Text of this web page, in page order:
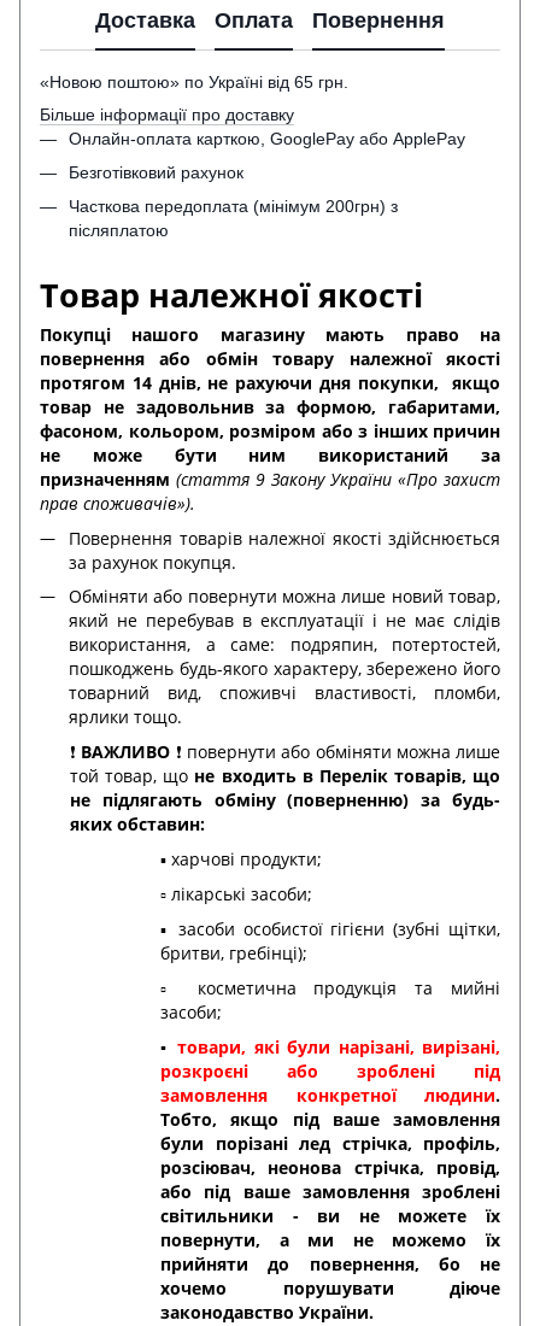
Доставка Оплата Повернення
«Новою поштою» по Україні від 65 грн.
Більше інформації про доставку
Онлайн-оплата карткою, GooglePay або ApplePay
Безготівковий рахунок
Часткова передоплата (мінімум 200грн) з
післяплатою
Товар належної якості
Покупці нашого магазину мають право на
повернення або обмін товару належної якості
протягом 14 днів, не рахуючи дня покупки,
якщо
товар не задовольнив за формою, габаритами,
фасоном, кольором, розміром або з інших причин
не може бути ним використаний за
призначенням (стаття 9 Закону України «Про захист
прав споживачів»).
Повернення товарів належної якості здійснюється
за рахунок покупця.
Обміняти або повернути можна лише новий товар,
який не перебував в експлуатації і не має слідів
використання, а саме: подряпин, потертостей,
пошкоджень будь-якого характеру, збережено його
товарний вид, споживчі властивості, пломби,
ярлики тощо.
❗️ ВАЖЛИВО ❗️ повернути або обміняти можна лише
той товар, що не входить в Перелік товарів, що
не підлягають обміну (поверненню) за будь-
яких обставин:
▪️ харчові продукти;
▫️ лікарські засоби;
▪️ засоби особистої гігієни (зубні щітки,
бритви, гребінці);
▫️ косметична продукція та мийні
засоби;
▪️ товари, які були нарізані, вирізані,
розкроєні або зроблені під
замовлення конкретної людини.
Тобто, якщо під ваше замовлення
були порізані лед стрічка, профіль,
розсіювач, неонова стрічка, провід,
або під ваше замовлення зроблені
світильники - ви не можете їх
повернути, а ми не можемо їх
прийняти до повернення, бо не
хочемо порушувати діюче
законодавство України.